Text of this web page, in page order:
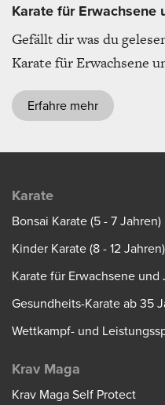
Karate für Erwachsene
Gefällt dir was du
Karate für Erwachsene
Erfahre mehr
Karate
Bonsai Karate (5 - 7 Jahren)
Kinder Karate (8 - 12 Jahren)
Karate für Erwachsene
Gesundheits-Karate ab 35
Wettkampf- und
Krav Maga
Krav Maga Self Protect